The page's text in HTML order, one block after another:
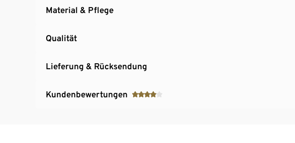
Material & Pflege
Qualität
Lieferung & Rücksendung
Kundenbewertungen